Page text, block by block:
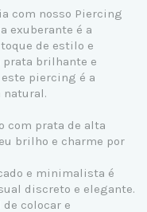
com nosso Piercing
exuberante é a
de estilo e
prata brilhante e
piercing é a
natural.
com prata de alta
brilho e charme por
e minimalista é
discreto e elegante.
colocar e